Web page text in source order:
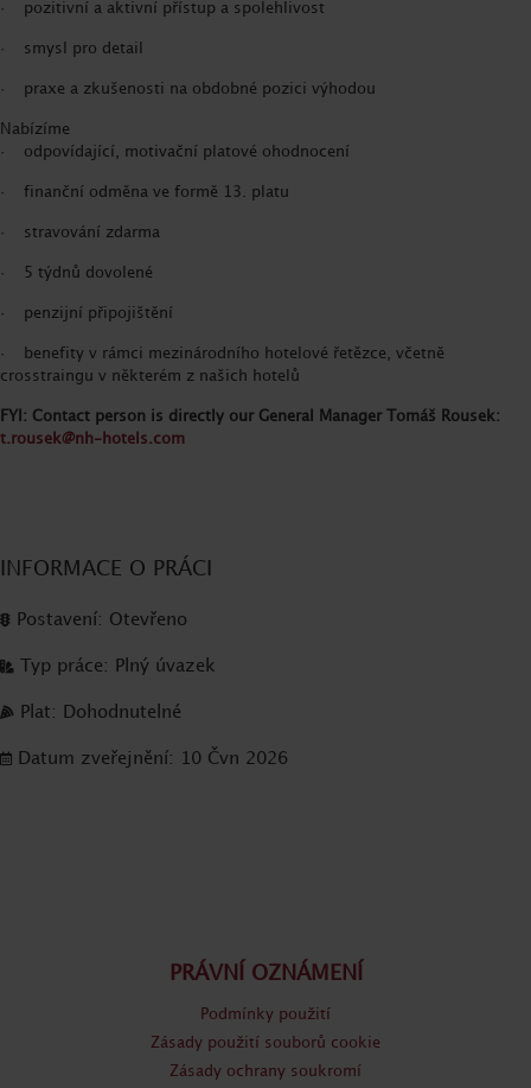
· pozitivní a aktivní přístup a spolehlivost
· smysl pro detail
· praxe a zkušenosti na obdobné pozici výhodou
Nabízíme
· odpovídající, motivační platové ohodnocení
· finanční odměna ve formě 13. platu
· stravování zdarma
· 5 týdnů dovolené
· penzijní připojištění
· benefity v rámci mezinárodního hotelové řetězce, včetně
crosstraingu v některém z našich hotelů
FYI: Contact person is directly our General Manager Tomáš Rousek:
t.rousek@nh-hotels.com
INFORMACE O PRÁCI
Postavení: Otevřeno
Typ práce: Plný úvazek
Plat: Dohodnutelné
Datum zveřejnění: 10 Čvn 2026
PRÁVNÍ OZNÁMENÍ
Podmínky použití
Zásady použití souborů cookie
Zásady ochrany soukromí